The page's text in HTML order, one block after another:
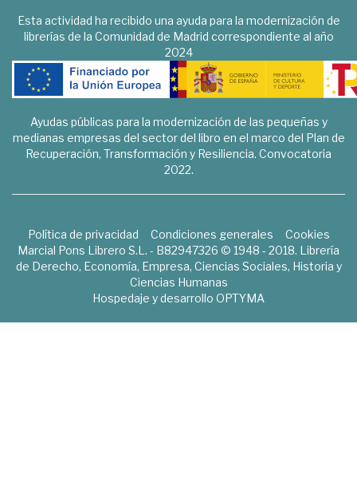
Esta actividad ha recibido una ayuda para la modernización de
librerías de la Comunidad de Madrid correspondiente al año
2024
Ayudas públicas para la modernización de las pequeñas y
medianas empresas del sector del libro en el marco del Plan de
Recuperación, Transformación y Resiliencia. Convocatoria
2022.
Política de privacidad Condiciones generales
Cookies
Marcial Pons Librero S.L. - B82947326 © 1948 - 2018. Librería
de Derecho, Economía, Empresa, Ciencias Sociales, Historia y
Ciencias Humanas
Hospedaje y desarrollo OPTYMA